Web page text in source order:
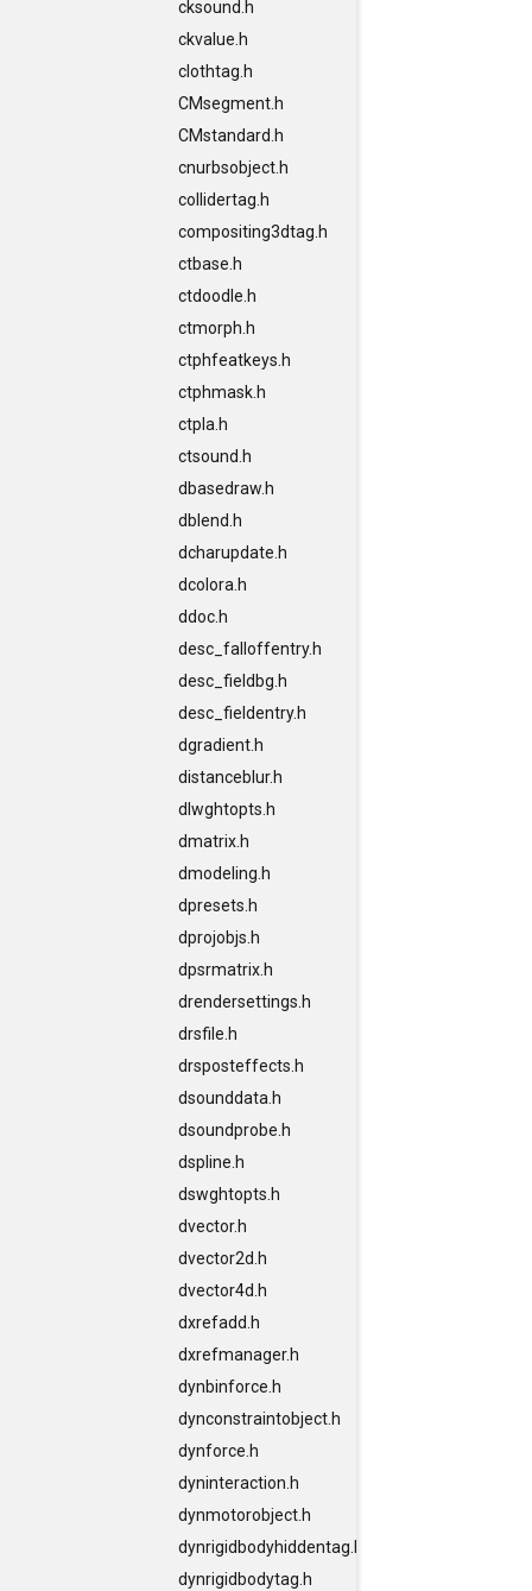
cksound.h
ckvalue.h
clothtag.h
CMsegment.h
CMstandard.h
cnurbsobject.h
collidertag.h
compositing3dtag.h
ctbase.h
ctdoodle.h
ctmorph.h
ctphfeatkeys.h
ctphmask.h
ctpla.h
ctsound.h
dbasedraw.h
dblend.h
dcharupdate.h
dcolora.h
ddoc.h
desc_falloffentry.h
desc_fieldbg.h
desc_fieldentry.h
dgradient.h
distanceblur.h
dlwghtopts.h
dmatrix.h
dmodeling.h
dpresets.h
dprojobjs.h
dpsrmatrix.h
drendersettings.h
drsfile.h
drsposteffects.h
dsounddata.h
dsoundprobe.h
dspline.h
dswghtopts.h
dvector.h
dvector2d.h
dvector4d.h
dxrefadd.h
dxrefmanager.h
dynbinforce.h
dynconstraintobject.h
dynforce.h
dyninteraction.h
dynmotorobject.h
dynrigidbodyhiddentag.h
dynrigidbodytag.h